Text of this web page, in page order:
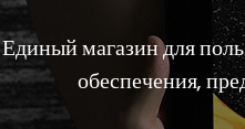
Единый магазин для
обеспечения,